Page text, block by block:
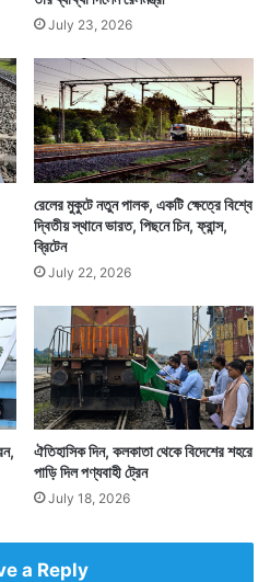
July 23, 2026
রেলের মুকুটে নতুন পালক, একটি ক্ষেত্রে বিশ্বে
দ্বিতীয় স্থানে ভারত, পিছনে চিন, ফ্রান্স,
ব্রিটেন
July 22, 2026
ঐতিহাসিক দিন, কলকাতা থেকে বিদেশের শহরে
পাড়ি দিল পণ্যবাহী ট্রেন
July 18, 2026
a Reply